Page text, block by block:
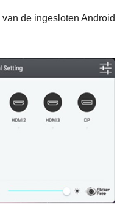
de ingesloten Android